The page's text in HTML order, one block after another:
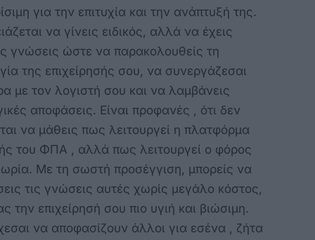
για την επιτυχία και την ανάπτυξή της.
να γίνεις ειδικός, αλλά να έχεις
γνώσεις ώστε να παρακολουθείς τη
της επιχείρησής σου, να συνεργάζεσαι
με τον λογιστή σου και να λαμβάνεις
αποφάσεις. Είναι προφανές , ότι δεν
να μάθεις πως λειτουργεί η πλατφόρμα
του ΦΠΑ , αλλά πως λειτουργεί ο φόρος
Με τη σωστή προσέγγιση, μπορείς να
τις γνώσεις αυτές χωρίς μεγάλο κόστος,
την επιχείρησή σου πιο υγιή και βιώσιμη.
να αποφασίζουν άλλοι για εσένα , ζήτα